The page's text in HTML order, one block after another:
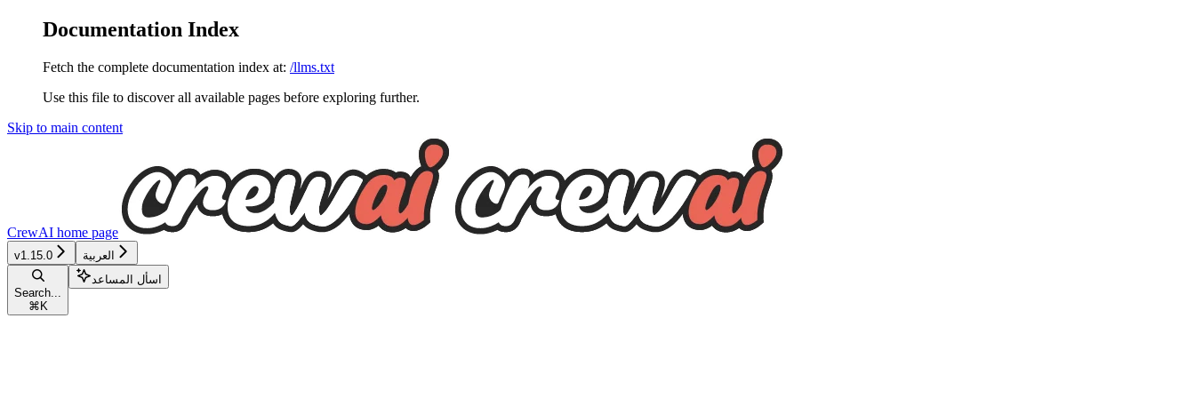
Documentation Index
Fetch the complete documentation index at: /llms.txt
Use this file to discover all available pages before exploring further.
Skip to main content
CrewAI home page
v1.15.0 العربية
Search...
⌘ K
اسأل المساعد